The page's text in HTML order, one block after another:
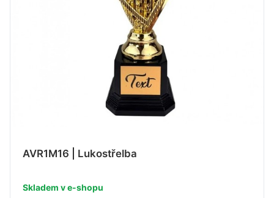
AVR1M16 | Lukostřelba
Skladem v e-shopu